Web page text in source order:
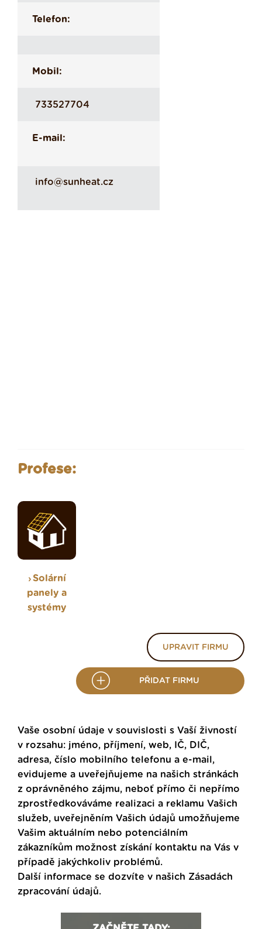
Telefon:
Mobil:
733527704
E-mail:
info@sunheat.cz
Profese:
Solární
panely a
systémy
UPRAVIT FIRMU
PŘIDAT FIRMU
Vaše osobní údaje v souvislosti s Vaší živností
v rozsahu: jméno, příjmení, web, IČ, DIČ,
adresa, číslo mobilního telefonu a e-mail,
evidujeme a uveřejňujeme na našich stránkách
z oprávněného zájmu, neboť přímo či nepřímo
zprostředkováváme realizaci a reklamu Vašich
služeb, uveřejněním Vašich údajů umožňujeme
Vašim aktuálním nebo potenciálním
zákazníkům možnost získání kontaktu na Vás v
případě jakýchkoliv problémů.
Další informace se dozvíte v našich Zásadách
zpracování údajů.